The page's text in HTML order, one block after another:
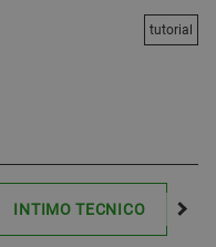
tutorial
INTIMO TECNICO